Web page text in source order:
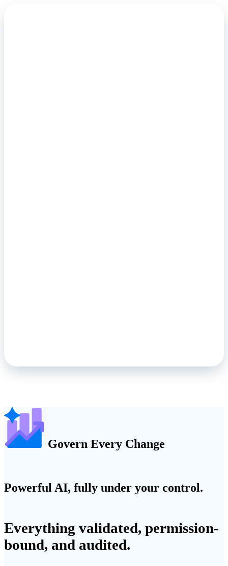
Govern Every Change
Powerful AI, fully under your control.
Everything validated, permission-
bound, and audited.